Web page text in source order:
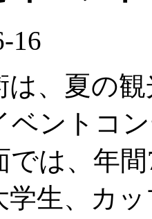
16
は、夏の
ベントコ
では、年
学生、カ